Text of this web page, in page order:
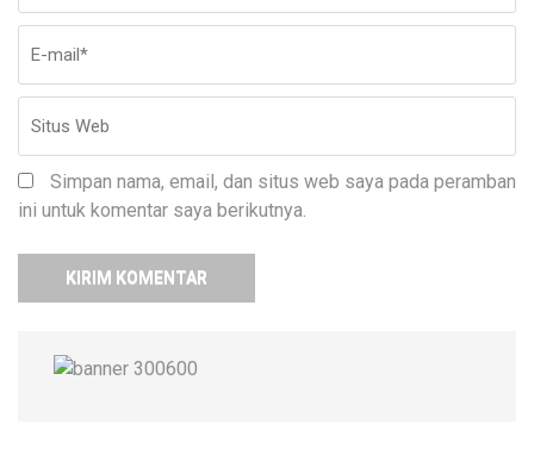
Simpan nama, email, dan situs web saya pada peramban
ini untuk komentar saya berikutnya.